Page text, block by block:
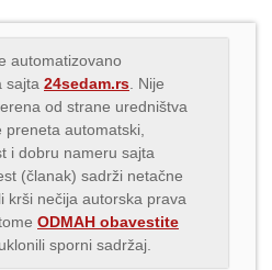
automatizovano
sajta 24sedam.rs . Nije
od strane uredništva
preneta automatski,
i dobru nameru sajta
(članak) sadrži netačne
krši nečija autorska prava
ODMAH obavestite
sporni sadržaj.